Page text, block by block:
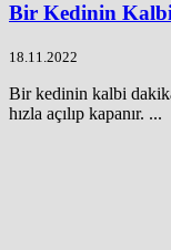
Bir Kedinin
18.11.2022
Bir kedinin kalbi
hızla açılıp kapanır. ...